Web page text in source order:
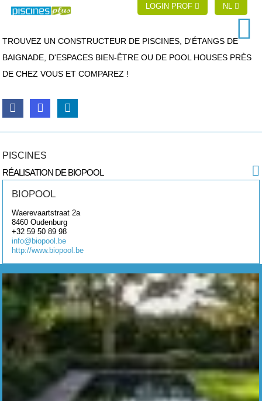
LOGIN PROF NL
TROUVEZ UN CONSTRUCTEUR DE PISCINES, D'ÉTANGS DE
BAIGNADE, D'ESPACES BIEN-ÊTRE OU DE POOL HOUSES PRÈS
DE CHEZ VOUS ET COMPAREZ !
PISCINES
RÉALISATION DE BIOPOOL
BIOPOOL
Waerevaartstraat 2a
8460Oudenburg
+32 59 50 89 98
info@biopool.be
http://www.biopool.be